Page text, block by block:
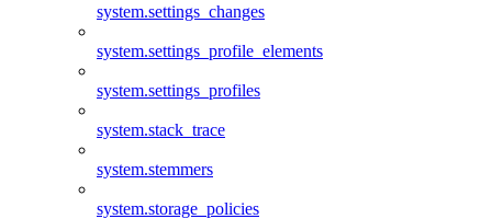
system.settings_changes
system.settings_profile_elements
system.settings_profiles
system.stack_trace
system.stemmers
system.storage_policies